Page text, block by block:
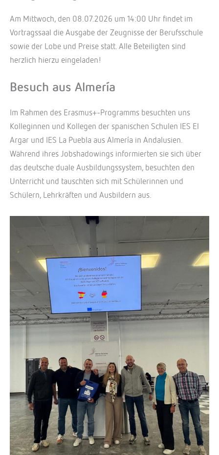
Am Mittwoch, den 08.07.2026 um 14:00 Uhr findet im
Vortragssaal die Ausgabe der Zeugnisse der Berufsschule
sowie der Lobe und Preise statt. Alle Beteiligten sind
herzlich hierzu eingeladen!
Besuch aus Almería
Im Rahmen des Erasmus+-Programms besuchten uns
Kolleginnen und Kollegen der spanischen Schulen IES El
Argar und IES La Puebla aus Almería in Andalusien.
Während ihres Jobshadowings informierten sie sich über
das deutsche duale Ausbildungssystem, besuchten den
Unterricht und tauschten sich mit Schülerinnen und
Schülern, Lehrkräften und Ausbildern aus.